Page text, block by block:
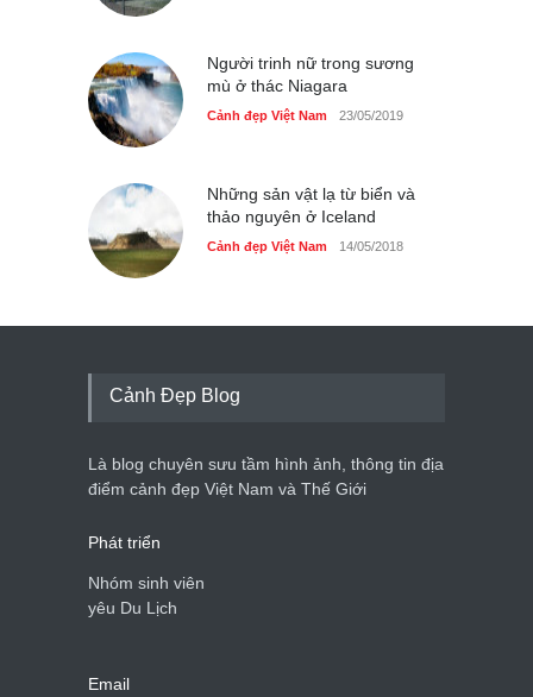
Người trinh nữ trong sương
mù ở thác Niagara
Cảnh đẹp Việt Nam 23/05/2019
Những sản vật lạ từ biển và
thảo nguyên ở Iceland
Cảnh đẹp Việt Nam 14/05/2018
Cảnh Đẹp Blog
Là blog chuyên sưu tầm hình ảnh, thông tin địa
điểm cảnh đẹp Việt Nam và Thế Giới
Phát triển
Nhóm sinh viên
yêu Du Lịch
Email